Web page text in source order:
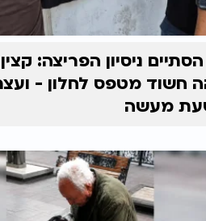
ניסיון הפריצה:
חשוד מטפס לחלון -
מעשה